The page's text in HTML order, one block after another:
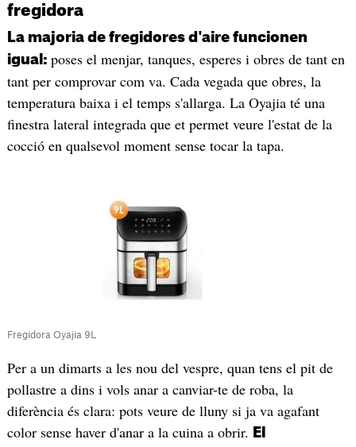
fregidora
La majoria de fregidores d'aire funcionen
igual: poses el menjar, tanques, esperes i obres de tant en
tant per comprovar com va. Cada vegada que obres, la
temperatura baixa i el temps s'allarga. La Oyajia té una
finestra lateral integrada que et permet veure l'estat de la
cocció en qualsevol moment sense tocar la tapa.
Fregidora Oyajia 9L
Per a un dimarts a les nou del vespre, quan tens el pit de
pollastre a dins i vols anar a canviar-te de roba, la
diferència és clara: pots veure de lluny si ja va agafant
color sense haver d'anar a la cuina a obrir.
El